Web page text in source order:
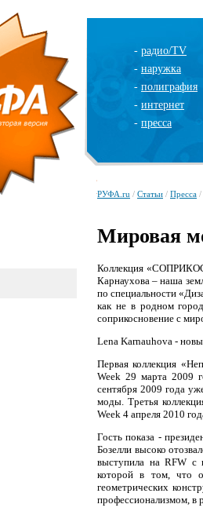
- радио/TV
- наружка
- полиграфия
- интернет
- пресса
РУФА.ru / Статьи / Пресса /
Мировая
Коллекция
Карнаухова – наша
по специальности
как не в родном
соприкосновение с
Lena Karnauhova -
Первая коллекция
Week 29 марта 2009
сентября 2009 года
моды. Третья
Week 4 апреля 2010
Гость показа -
Бозелли высоко
выступила на RFW с
которой в том, что
геометрических
профессионализмом, в